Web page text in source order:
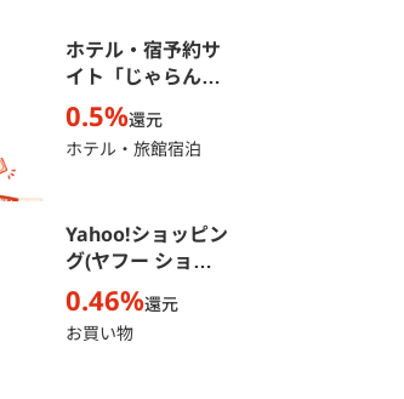
ホテル・宿予約サ
イト「じゃらん
net」
0.5%還元
ホテル・旅館宿泊
Yahoo!ショッピン
グ(ヤフー ショッ
ピング)
0.46%還元
お買い物